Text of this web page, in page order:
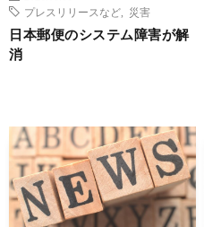
プレスリリースなど
災害
日本郵便のシステム障害が解
消